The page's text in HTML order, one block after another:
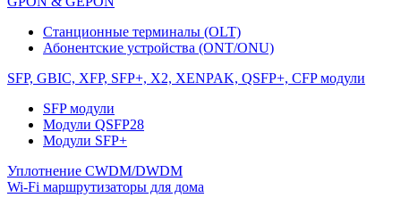
Станционные терминалы (OLT)
Абонентские устройства (ONT/ONU)
SFP, GBIC, XFP, SFP+, X2, XENPAK, QSFP+, CFP модули
SFP модули
Модули QSFP28
Модули SFP+
Уплотнение CWDM/DWDM
Wi-Fi маршрутизаторы для дома